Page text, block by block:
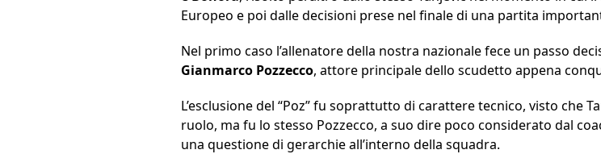
Europeo e poi dalle decisioni prese nel finale di una partita
Nel primo caso l’allenatore della nostra nazionale fece un passo
Gianmarco Pozzecco, attore principale dello scudetto appena
L’esclusione del “Poz” fu soprattutto di carattere tecnico, visto che
ruolo, ma fu lo stesso Pozzecco, a suo dire poco considerato dal
una questione di gerarchie all’interno della squadra.